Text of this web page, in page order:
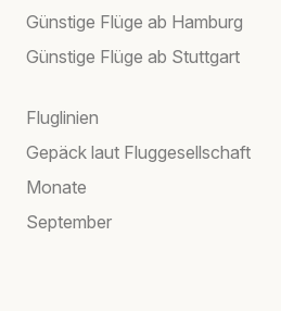
Günstige Flüge ab Hamburg
Günstige Flüge ab Stuttgart
Fluglinien
Gepäck laut Fluggesellschaft
Monate
September